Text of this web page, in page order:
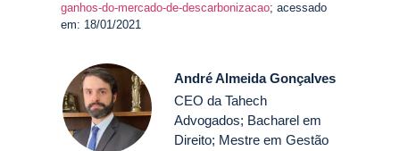
ganhos-do-mercado-de-descarbonizacao; acessado
em: 18/01/2021
André Almeida Gonçalves
CEO da Tahech
Advogados; Bacharel em
Direito; Mestre em Gestão